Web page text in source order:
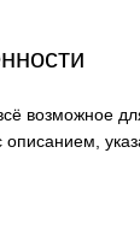
возможное